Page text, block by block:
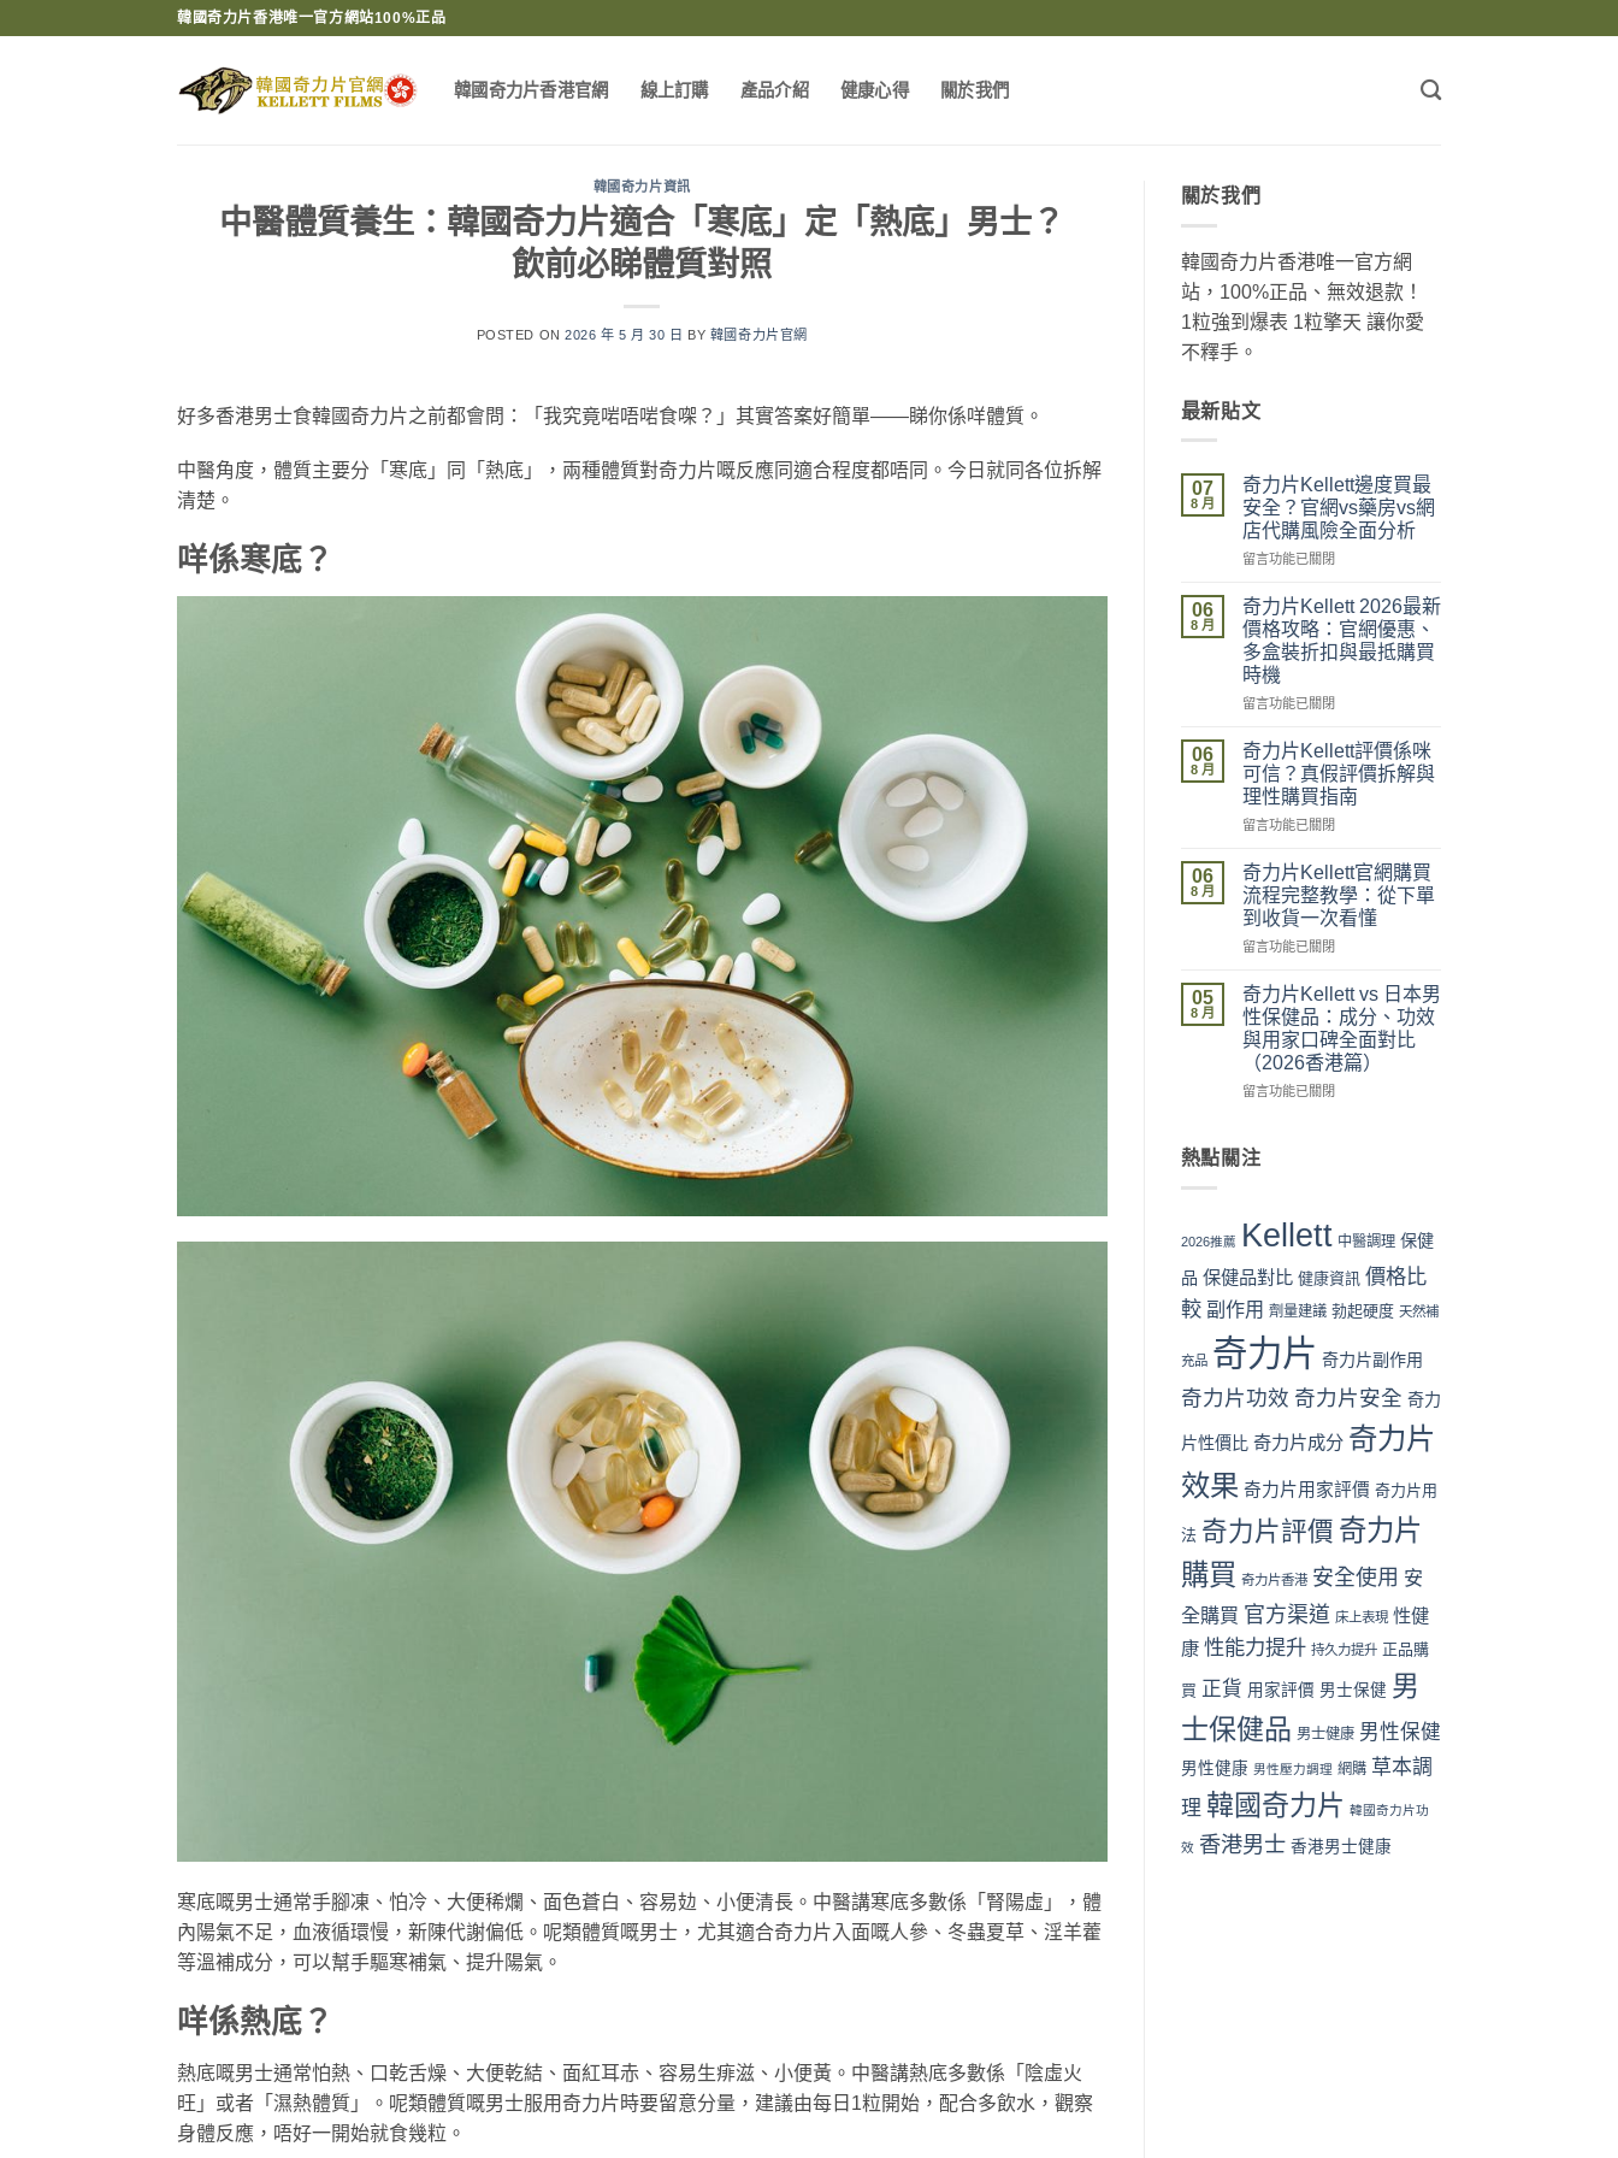
韓國奇力片香港唯一官方網站100%正品
韓國奇力片香港官網 線上訂購 產品介紹 健康心得 關於我們
韓國奇力片資訊
中醫體質養生：韓國奇力片適合「寒底」定「熱底」男士？
飲前必睇體質對照
POSTED ON2026 年 5 月 30 日 BY 韓國奇力片官網
好多香港男士食韓國奇力片之前都會問：「我究竟啱唔啱食㗎？」其實答案好簡單——睇你係咩體質。
中醫角度，體質主要分「寒底」同「熱底」，兩種體質對奇力片嘅反應同適合程度都唔同。今日就同各位拆解
清楚。
咩係寒底？
寒底嘅男士通常手腳凍、怕冷、大便稀爛、面色蒼白、容易攰、小便清長。中醫講寒底多數係「腎陽虛」，體
內陽氣不足，血液循環慢，新陳代謝偏低。呢類體質嘅男士，尤其適合奇力片入面嘅人參、冬蟲夏草、淫羊藿
等溫補成分，可以幫手驅寒補氣、提升陽氣。
咩係熱底？
熱底嘅男士通常怕熱、口乾舌燥、大便乾結、面紅耳赤、容易生痱滋、小便黃。中醫講熱底多數係「陰虛火
旺」或者「濕熱體質」。呢類體質嘅男士服用奇力片時要留意分量，建議由每日1粒開始，配合多飲水，觀察
身體反應，唔好一開始就食幾粒。
關於我們
韓國奇力片香港唯一官方網
站，100%正品、無效退款！
1粒強到爆表 1粒擎天 讓你愛
不釋手。
最新貼文
07
8 月
奇力片Kellett邊度買最
安全？官網vs藥房vs網
店代購風險全面分析
在
力
片
Kellett
邊
度
買
安
全？
官
網
vs
房
vs
網
店
代
風
險
全
面
析〉
留言功能已關閉
06
8 月
奇力片Kellett 2026最新
價格攻略：官網優惠、
多盒裝折扣與最抵購買
時機
在
力
片
Kellett
2026
最
價
格
攻
略：
官
優
惠、
多
盒
折
最
時
中
留言功能已關閉
06
8 月
奇力片Kellett評價係咪
可信？真假評價拆解與
理性購買指南
在
力
片
Kellett
評
價
咪
可
信？
真
評
解
與
購
指
中
留言功能已關閉
06
8 月
奇力片Kellett官網購買
流程完整教學：從下單
到收貨一次看懂
在
力
片
Kellett
官
購
程
完
學：
下
到
貨
一
次
懂〉
留言功能已關閉
05
8 月
奇力片Kellett vs 日本男
性保健品：成分、功效
與用家口碑全面對比
（2026香港篇）
在
片
Kellett
本
性
健
品：
成
功
與
家
口
碑
全
對
比
（2026
香
篇）〉
留言功能已關閉
熱點關注
2026推薦 Kellett 中醫調理 保健
品 保健品對比 健康資訊 價格比
較 副作用 劑量建議 勃起硬度 天然補
充品 奇力片 奇力片副作用
奇力片功效 奇力片安全 奇力
片性價比 奇力片成分 奇力片
效果 奇力片用家評價 奇力片用
法 奇力片評價 奇力片
購買 奇力片香港 安全使用 安
全購買 官方渠道 床上表現 性健
康 性能力提升 持久力提升 正品購
買 正貨 用家評價 男士保健 男
士保健品 男士健康 男性保健
男性健康 男性壓力調理 網購 草本調
理 韓國奇力片 韓國奇力片功
效 香港男士 香港男士健康